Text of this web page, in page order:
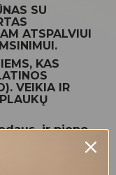
SU
ATSPALVIUI
KAS
VEIKIA IR
ir pieno
papildytos
sąveika.